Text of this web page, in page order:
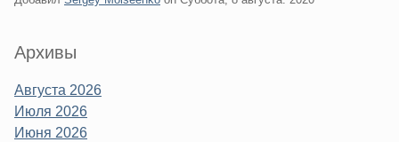
Sidebar
Архивы
Августа 2026
Июля 2026
Июня 2026